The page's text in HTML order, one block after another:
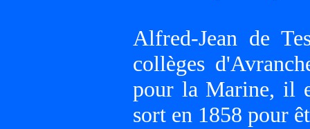
Alfred-Jean de
collèges
pour la Marine, il
sort en 1858 pour